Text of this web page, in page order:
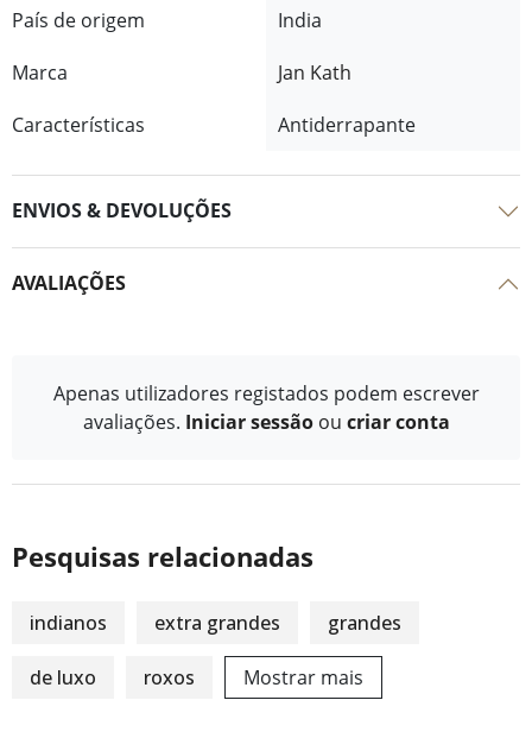
País de origem
India
Marca
Jan Kath
Características
Antiderrapante
ENVIOS & DEVOLUÇÕES
AVALIAÇÕES
Apenas utilizadores registados podem escrever
avaliações. Iniciar sessão ou criar conta
Pesquisas relacionadas
indianos extra grandes grandes
de luxo roxos Mostrar mais